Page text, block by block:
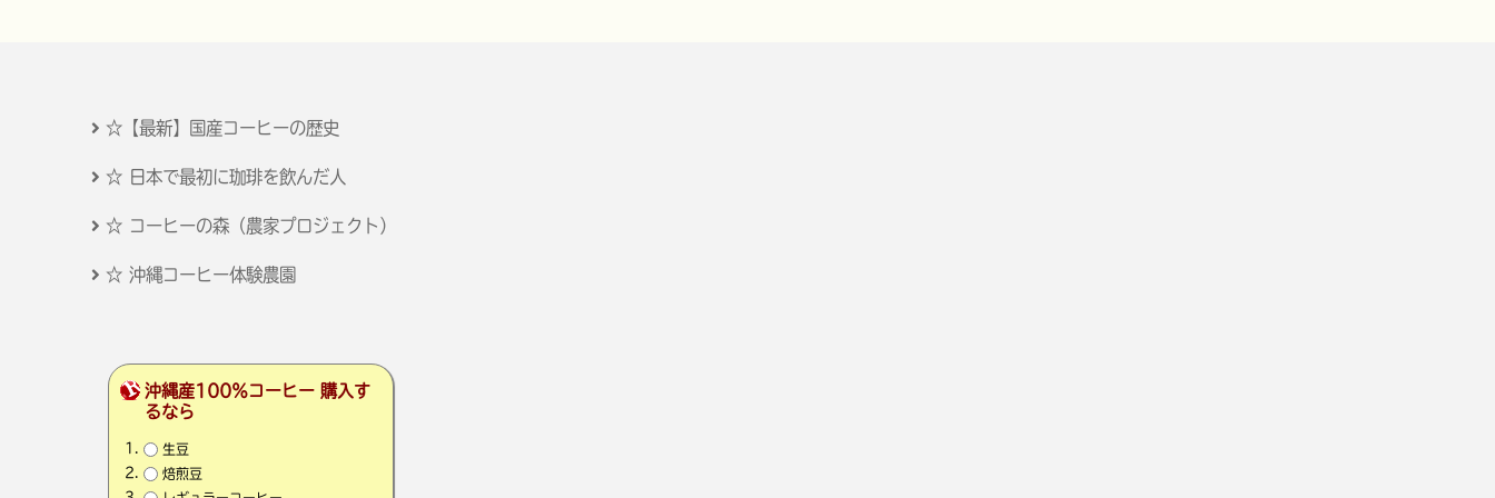
☆【最新】国産コーヒーの歴史
☆ 日本で最初に珈琲を飲んだ人
☆ コーヒーの森（農家プロジェクト）
☆ 沖縄コーヒー体験農園
沖縄産100％コーヒー 購入す
るなら
生豆
焙煎豆